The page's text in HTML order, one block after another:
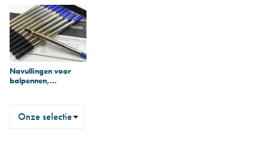
Navullingen voor
balpennen,